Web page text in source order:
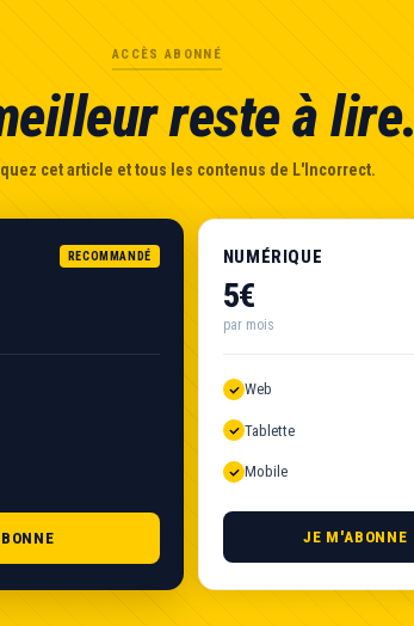
ACCÈS ABONNÉ
reste à lire.
cet article et tous les contenus de L'Incorrect.
RECOMMANDÉ NUMÉRIQUE
5€
par mois
Web
Tablette
Mobile
JE M'ABONNE